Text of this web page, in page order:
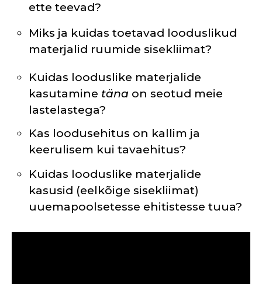
ette teevad?
Miks ja kuidas toetavad looduslikud
materjalid ruumide sisekliimat?
Kuidas looduslike materjalide
kasutamine täna on seotud meie
lastelastega?
Kas loodusehitus on kallim ja
keerulisem kui tavaehitus?
Kuidas looduslike materjalide
kasusid (eelkõige sisekliimat)
uuemapoolsetesse ehitistesse tuua?